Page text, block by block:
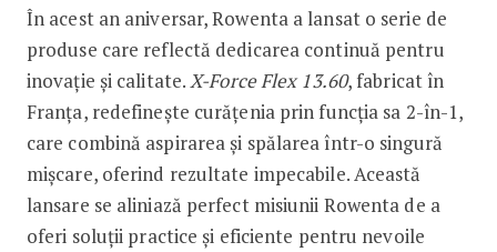
În acest an aniversar, Rowenta a lansat o serie de
produse care reflectă dedicarea continuă pentru
inovație și calitate.X-Force Flex 13.60, fabricat în
Franța, redefinește curățenia prin funcția sa 2-în-1,
care combină aspirarea și spălarea într-o singură
mișcare, oferind rezultate impecabile. Această
lansare se aliniază perfect misiunii Rowenta de a
oferi soluții practice și eficiente pentru nevoile